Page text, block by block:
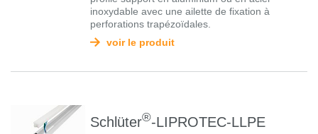
inoxydable avec une ailette de fixation à
perforations trapézoïdales.
voir le produit
Schlüter®-LIPROTEC-LLPE